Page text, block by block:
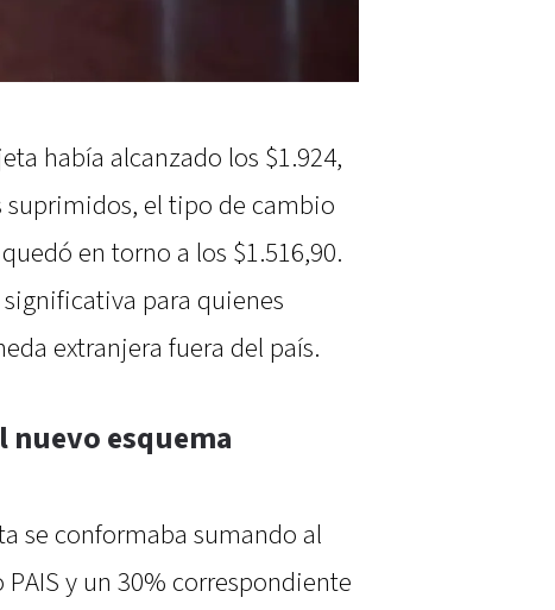
había alcanzado los $1.924,
suprimidos, el tipo de cambio
en torno a los $1.516,90.
para quienes
extranjera fuera del país.
nuevo esquema
se conformaba sumando al
y un 30% correspondiente